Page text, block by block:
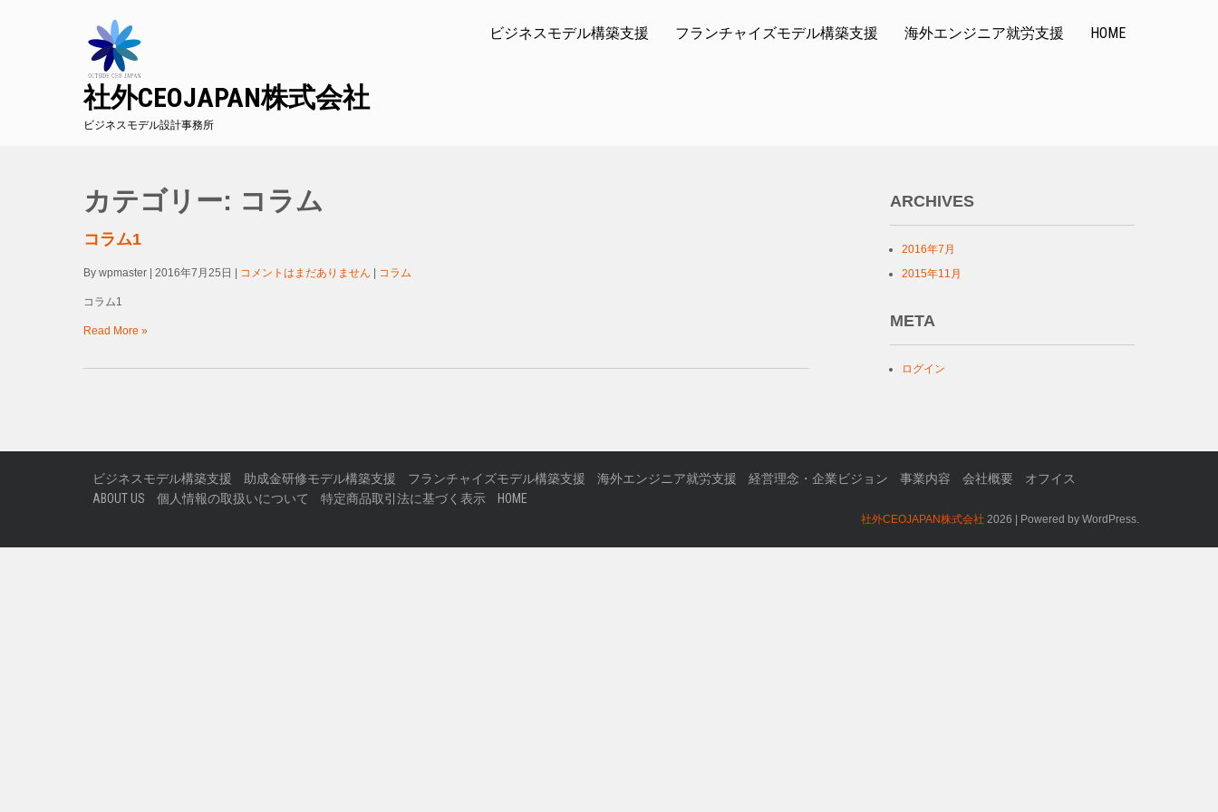
社外CEOJAPAN株式会社
ビジネスモデル設計事務所
ビジネスモデル構築支援 フランチャイズモデル構築支援 海外エンジニア就労支援 HOME
カテゴリー: コラム
コラム1
By wpmaster 2016年7月25日 コメントはまだありません コラム
コラム1
Read More »
ARCHIVES
2016年7月
2015年11月
META
ログイン
ビジネスモデル構築支援 助成金研修モデル構築支援 フランチャイズモデル構築支援 海外エンジニア就労支援 経営理念・企業ビジョン 事業内容 会社概要
オフイス
ABOUT US
個人情報の取扱いについて 特定商品取引法に基づく表示 HOME
社外CEOJAPAN株式会社 2026 | Powered by WordPress.